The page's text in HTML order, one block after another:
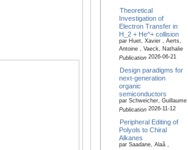
Theoretical
Investigation of
Electron Transfer in
H_2 + He^+ collision
par Huet, Xavier , Aerts,
Antoine , Vaeck, Nathalie
Publication2026-06-21
Design paradigms for
next-generation
organic
semiconductors
par Schweicher, Guillaume
Publication2026-11-12
Peripheral Editing of
Polyols to Chiral
Alkanes
par Saadane, Alaâ ,